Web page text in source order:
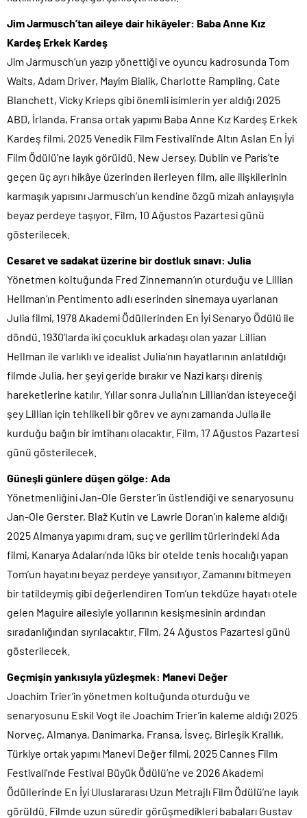
Jim Jarmusch’tan aileye dair hikâyeler: Baba Anne Kız
Kardeş Erkek Kardeş
Jim Jarmusch’un yazıp yönettiği ve oyuncu kadrosunda Tom
Waits, Adam Driver, Mayim Bialik, Charlotte Rampling, Cate
Blanchett, Vicky Krieps gibi önemli isimlerin yer aldığı 2025
ABD, İrlanda, Fransa ortak yapımı Baba Anne Kız Kardeş Erkek
Kardeş filmi, 2025 Venedik Film Festivali’nde Altın Aslan En İyi
Film Ödülü’ne layık görüldü. New Jersey, Dublin ve Paris’te
geçen üç ayrı hikâye üzerinden ilerleyen film, aile ilişkilerinin
karmaşık yapısını Jarmusch’un kendine özgü mizah anlayışıyla
beyaz perdeye taşıyor. Film, 10 Ağustos Pazartesi günü
gösterilecek.
Cesaret ve sadakat üzerine bir dostluk sınavı: Julia
Yönetmen koltuğunda Fred Zinnemann’ın oturduğu ve Lillian
Hellman’ın Pentimento adlı eserinden sinemaya uyarlanan
Julia filmi, 1978 Akademi Ödüllerinden En İyi Senaryo Ödülü ile
döndü. 1930’larda iki çocukluk arkadaşı olan yazar Lillian
Hellman ile varlıklı ve idealist Julia’nın hayatlarının anlatıldığı
filmde Julia, her şeyi geride bırakır ve Nazi karşı direniş
hareketlerine katılır. Yıllar sonra Julia’nın Lillian’dan isteyeceği
şey Lillian için tehlikeli bir görev ve aynı zamanda Julia ile
kurduğu bağın bir imtihanı olacaktır. Film, 17 Ağustos Pazartesi
günü gösterilecek.
Güneşli günlere düşen gölge: Ada
Yönetmenliğini Jan-Ole Gerster’in üstlendiği ve senaryosunu
Jan-Ole Gerster, Blaž Kutin ve Lawrie Doran’ın kaleme aldığı
2025 Almanya yapımı dram, suç ve gerilim türlerindeki Ada
filmi, Kanarya Adaları’nda lüks bir otelde tenis hocalığı yapan
Tom’un hayatını beyaz perdeye yansıtıyor. Zamanını bitmeyen
bir tatildeymiş gibi değerlendiren Tom’un tekdüze hayatı otele
gelen Maguire ailesiyle yollarının kesişmesinin ardından
sıradanlığından sıyrılacaktır. Film, 24 Ağustos Pazartesi günü
gösterilecek.
Geçmişin yankısıyla yüzleşmek: Manevi Değer
Joachim Trier’in yönetmen koltuğunda oturduğu ve
senaryosunu Eskil Vogt ile Joachim Trier’in kaleme aldığı 2025
Norveç, Almanya, Danimarka, Fransa, İsveç, Birleşik Krallık,
Türkiye ortak yapımı Manevi Değer filmi, 2025 Cannes Film
Festivali’nde Festival Büyük Ödülü’ne ve 2026 Akademi
Ödüllerinde En İyi Uluslararası Uzun Metrajlı Film Ödülü’ne layık
görüldü. Filmde uzun süredir görüşmedikleri babaları Gustav